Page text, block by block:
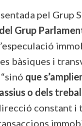
pel Grup
Grup
bàsiques i
que
o dels
constant i